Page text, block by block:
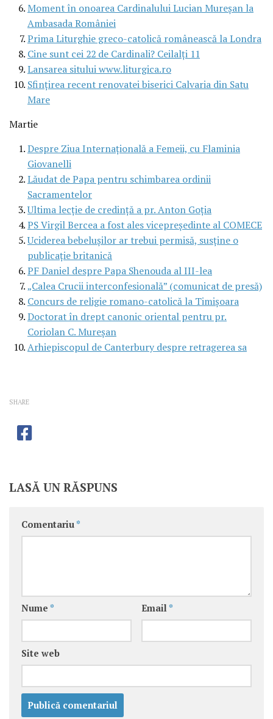
Moment în onoarea Cardinalului Lucian Mureşan la
Ambasada României
Prima Liturghie greco-catolică românească la Londra
Cine sunt cei 22 de Cardinali? Ceilalţi 11
Lansarea sitului www.liturgica.ro
Sfinţirea recent renovatei biserici Calvaria din Satu
Mare
Martie
Despre Ziua Internaţională a Femeii, cu Flaminia
Giovanelli
Lăudat de Papa pentru schimbarea ordinii
Sacramentelor
Ultima lecţie de credinţă a pr. Anton Goţia
PS Virgil Bercea a fost ales vicepreşedinte al COMECE
Uciderea bebeluşilor ar trebui permisă, susţine o
publicaţie britanică
PF Daniel despre Papa Shenouda al III-lea
„Calea Crucii interconfesională” (comunicat de presă)
Concurs de religie romano-catolică la Timişoara
Doctorat în drept canonic oriental pentru pr.
Coriolan C. Mureşan
Arhiepiscopul de Canterbury despre retragerea sa
SHARE
LASĂ UN RĂSPUNS
Comentariu *
Nume * Email *
Site web